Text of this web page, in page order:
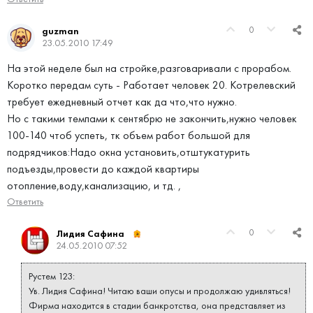
0
guzman
23.05.2010 17:49
На этой неделе был на стройке,разговаривали с прорабом.
Коротко передам суть - Работает человек 20. Котрелевский
требует ежедневный отчет как да что,что нужно.
Но с такими темпами к сентябрю не закончить,нужно человек
100-140 чтоб успеть, тк объем работ большой для
подрядчиков:Надо окна установить,отштукатурить
подъезды,провести до каждой квартиры
отопление,воду,канализацию, и тд. ,
Ответить
0
Лидия Сафина
24.05.2010 07:52
Рустем 123:
Ув. Лидия Сафина! Читаю ваши опусы и продолжаю удивляться!
Фирма находится в стадии банкротства, она представляет из